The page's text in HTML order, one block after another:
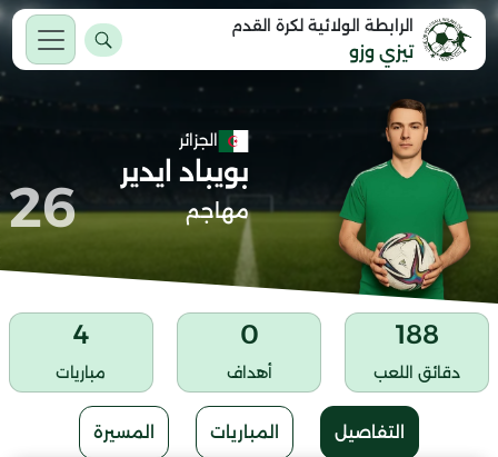
الرابطة الولائية لكرة القدم
تيزي وزو
الجزائر
بويباد ايدير
مهاجم 26
188
دقائق اللعب
0
أهداف
4
مباريات
التفاصيل المباريات المسيرة